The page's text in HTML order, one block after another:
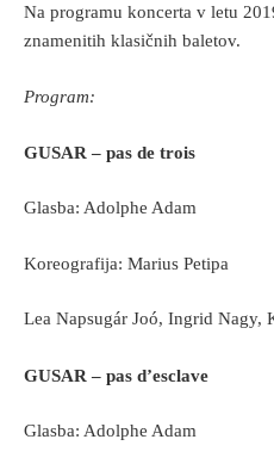
Na programu koncerta v letu
znamenitih klasičnih baletov.
Program:
GUSAR – pas de trois
Glasba: Adolphe Adam
Koreografija: Marius Petipa
Lea Napsugár Joó, Ingrid Nagy,
GUSAR – pas d’esclave
Glasba: Adolphe Adam